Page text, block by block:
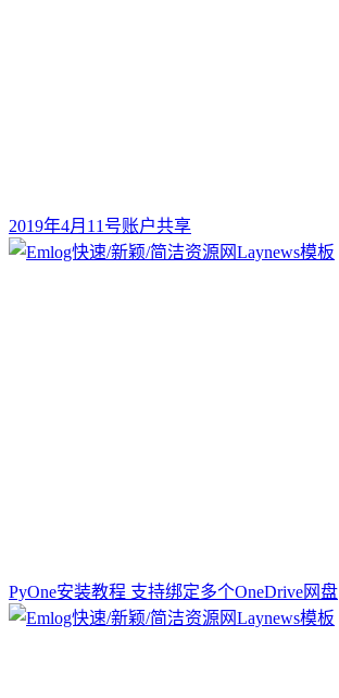
2019年4月11号账户共享
PyOne安装教程 支持绑定多个OneDrive网盘